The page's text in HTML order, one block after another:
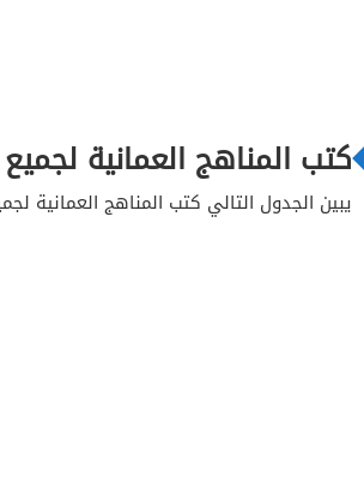
كتب المناهج العمانية
يبين الجدول التالي كتب المناهج العمانية